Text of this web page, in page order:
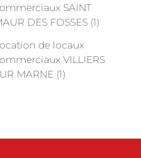
SAINT
DES FOSSES (1)
de locaux
VILLIERS
MARNE (1)